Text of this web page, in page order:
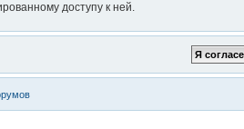
доступу к ней.